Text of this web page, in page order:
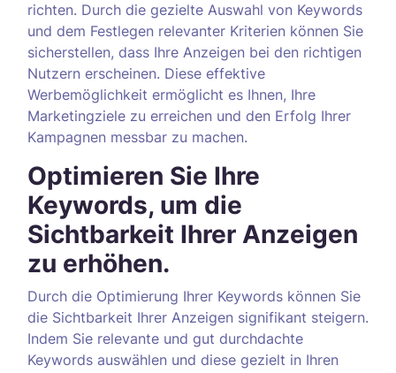
richten. Durch die gezielte Auswahl von Keywords
und dem Festlegen relevanter Kriterien können Sie
sicherstellen, dass Ihre Anzeigen bei den richtigen
Nutzern erscheinen. Diese effektive
Werbemöglichkeit ermöglicht es Ihnen, Ihre
Marketingziele zu erreichen und den Erfolg Ihrer
Kampagnen messbar zu machen.
Optimieren Sie Ihre
Keywords, um die
Sichtbarkeit Ihrer Anzeigen
zu erhöhen.
Durch die Optimierung Ihrer Keywords können Sie
die Sichtbarkeit Ihrer Anzeigen signifikant steigern.
Indem Sie relevante und gut durchdachte
Keywords auswählen und diese gezielt in Ihren